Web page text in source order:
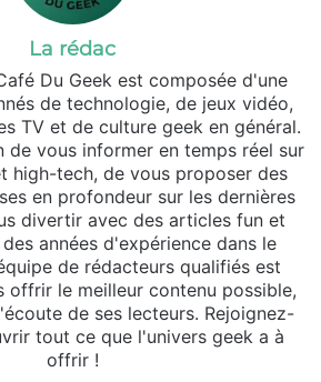
La rédac
Du Geek est composée d'une
de technologie, de jeux vidéo,
TV et de culture geek en général.
de vous informer en temps réel sur
high-tech, de vous proposer des
en profondeur sur les dernières
divertir avec des articles fun et
années d'expérience dans le
de rédacteurs qualifiés est
offrir le meilleur contenu possible,
de ses lecteurs. Rejoignez-
tout ce que l'univers geek a à
offrir !